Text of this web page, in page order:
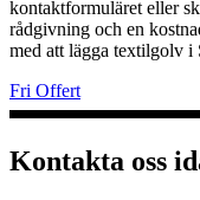
kontaktformuläret eller
rådgivning och en
med att lägga textilgolv i
Fri Offert
Kontakta oss